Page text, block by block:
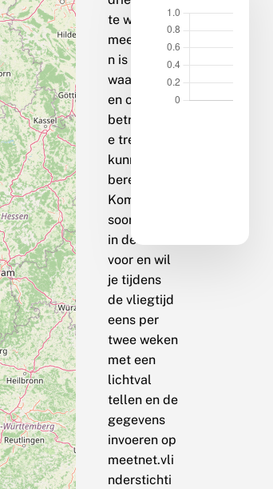
te weinig
meetpunte
n is
waargenom
en om een
betrouwbar
e trend te
kunnen
berekenen.
Komt de
soort bij jou
in de buurt
voor en wil
je tijdens
de vliegtijd
eens per
twee weken
met een
lichtval
tellen en de
gegevens
invoeren op
meetnet.vli
nderstichti